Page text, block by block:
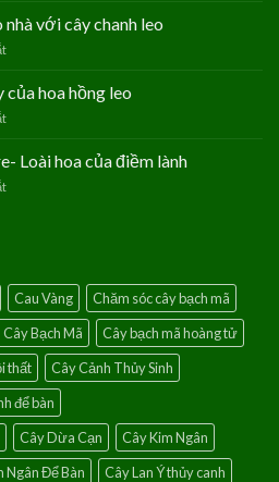
Thanh
hoa
Thủy
với cây chanh leo
phúc
với
của hoa hồng leo
nghĩa
Loài hoa của điềm lành
của
điềm
lành
Cau Vàng
Chăm sóc cây bạch mã
Cây Bạch Mã
Cây bạch mã hoàng tử
thất
Cây Cảnh Thủy Sinh
để bàn
Cây Dừa Cạn
Cây Kim Ngân
Ngân Để Bàn
Cây Lan Ý thủy canh